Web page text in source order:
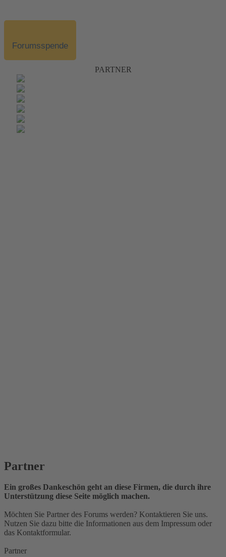
Forumsspende
PARTNER
Partner
Ein großes Dankeschön geht an diese Firmen, die durch ihre
Unterstützung diese Seite möglich machen.
Möchten Sie Partner des Forums werden? Kontaktieren Sie uns.
Nutzen Sie dazu bitte die Informationen aus dem Impressum oder
das Kontaktformular.
Partner